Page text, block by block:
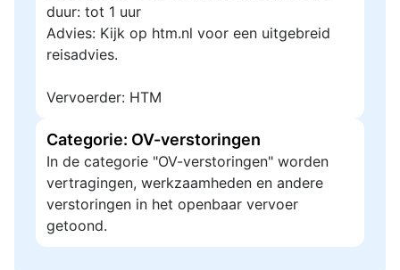
duur: tot 1 uur
Advies: Kijk op htm.nl voor een uitgebreid
reisadvies.
Vervoerder: HTM
Categorie: OV-verstoringen
In de categorie "OV-verstoringen" worden
vertragingen, werkzaamheden en andere
verstoringen in het openbaar vervoer
getoond.